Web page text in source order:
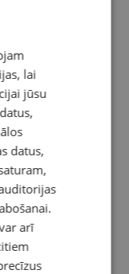
lai
jūsu
datus,
arī